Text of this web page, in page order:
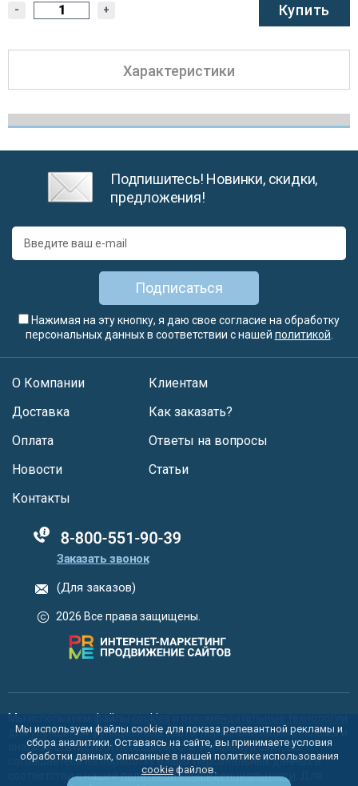
- + Купить
Характеристики
Подпишитесь! Новинки, скидки,
предложения!
Подписаться
Нажимая на эту кнопку, я даю свое согласие на обработку
персональных данных в соответствии с нашей политикой
О Компании
Доставка
Оплата
Новости
Клиентам
Как заказать?
Ответы на вопросы
Статьи
Контакты
88005555550
Заказать звонок
(Для заказов)
2026 Все права защищены.
Мы используем файлы cookies
для улучшения функционала сайта, персонализации рекламы и
анализа статистики посещаемости. Используя сайт, вы
соглашаетесь на обработку ваших персональных данных в
соответстви с нашейполитикой конфиденциальности
Мы используем файлы cookie для показа релевантной рекламы и
сбора аналитики. Оставаясь на сайте, вы принимаете условия
обработки данных, описанные в нашей политике использования
cookie файлов.